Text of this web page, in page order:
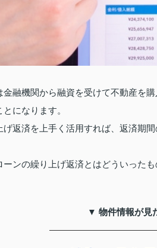
金融機関から融資を受けて不動産を
になります。
げ返済を上手く活用すれば、返済期
ーンの繰り上げ返済とはどういった
▼ 物件情報が見